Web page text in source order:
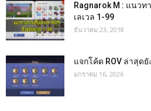
Ragnarok M : แนวท
เลเวล 1-99
ธันวาคม 23, 2018
แจกโค้ด ROV ล่าสุด
มกราคม 16, 2026